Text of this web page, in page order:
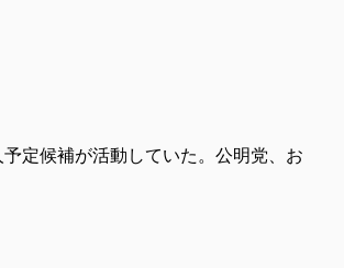
定候補が活動していた。公明党、お